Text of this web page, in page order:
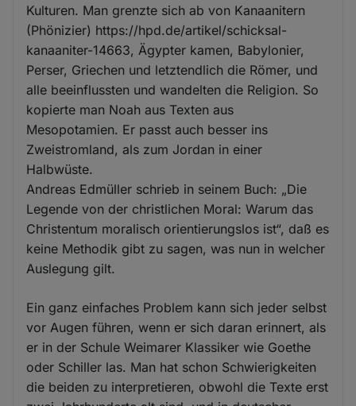
Kulturen. Man grenzte sich ab von Kanaanitern
(Phönizier) https://hpd.de/artikel/schicksal-
kanaaniter-14663, Ägypter kamen, Babylonier,
Perser, Griechen und letztendlich die Römer, und
alle beeinflussten und wandelten die Religion. So
kopierte man Noah aus Texten aus
Mesopotamien. Er passt auch besser ins
Zweistromland, als zum Jordan in einer
Halbwüste.
Andreas Edmüller schrieb in seinem Buch: „Die
Legende von der christlichen Moral: Warum das
Christentum moralisch orientierungslos ist“, daß es
keine Methodik gibt zu sagen, was nun in welcher
Auslegung gilt.
Ein ganz einfaches Problem kann sich jeder selbst
vor Augen führen, wenn er sich daran erinnert, als
er in der Schule Weimarer Klassiker wie Goethe
oder Schiller las. Man hat schon Schwierigkeiten
die beiden zu interpretieren, obwohl die Texte erst